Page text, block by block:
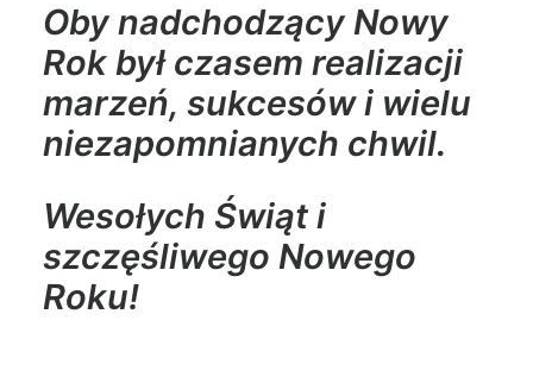
Oby nadchodzący Nowy
Rok był czasem realizacji
marzeń, sukcesów i wielu
niezapomnianych chwil.
Wesołych Świąt i
szczęśliwego Nowego
Roku!